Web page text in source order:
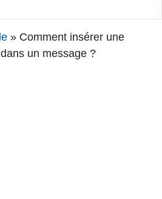
» Comment insérer une
un message ?